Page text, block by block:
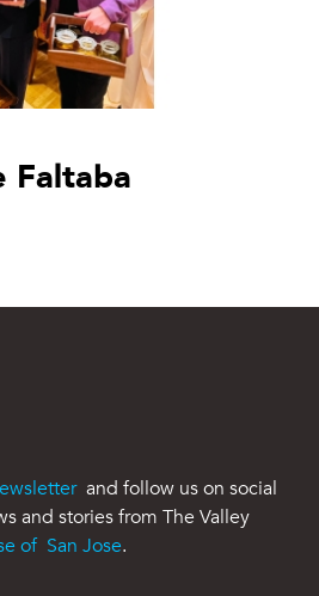
Faltaba
and follow us on social
and stories from The Valley
of San Jose.